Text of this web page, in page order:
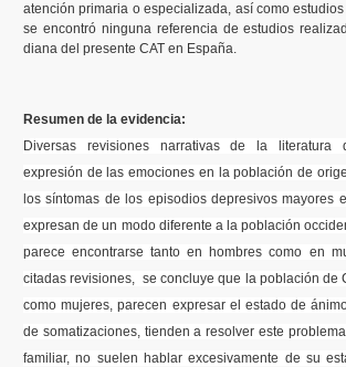
atención primaria o especializada, así como
se encontró ninguna referencia de estudios
diana del presente CAT en España.
Resumen de la evidencia:
Diversas revisiones narrativas de la literatura
expresión de las emociones en la población de
los síntomas de los episodios depresivos mayores
expresan de un modo diferente a la población
parece encontrarse tanto en hombres como en
citadas revisiones, se concluye que la población de
como mujeres, parecen expresar el estado de
de somatizaciones, tienden a resolver este
familiar, no suelen hablar excesivamente de su